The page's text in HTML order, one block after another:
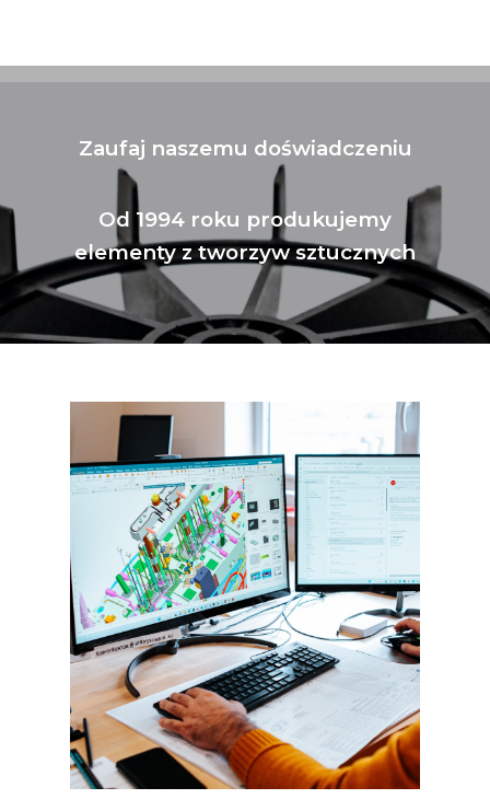
Zaufaj naszemu doświadczeniu
Od 1994 roku produkujemy
elementy z tworzyw sztucznych